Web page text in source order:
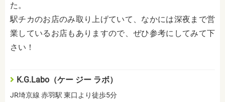
た。
駅チカのお店のみ取り上げていて、なかには深夜まで営
業しているお店もありますので、ぜひ参考にしてみて下
さい！
K.G.Labo（ケー ジー ラボ）
JR埼京線 赤羽駅 東口より徒歩5分